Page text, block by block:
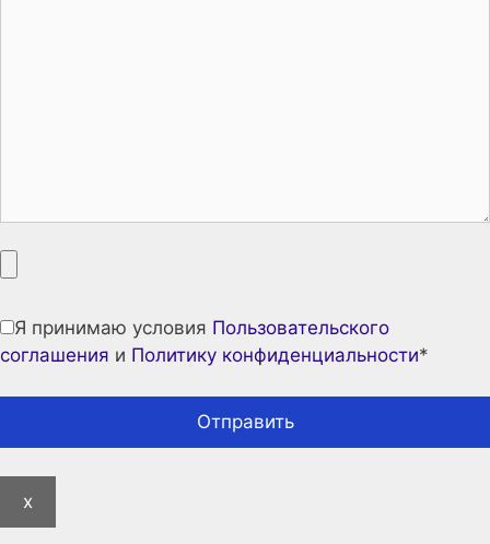
Я принимаю условия Пользовательского
соглашения и Политику конфиденциальности*
x